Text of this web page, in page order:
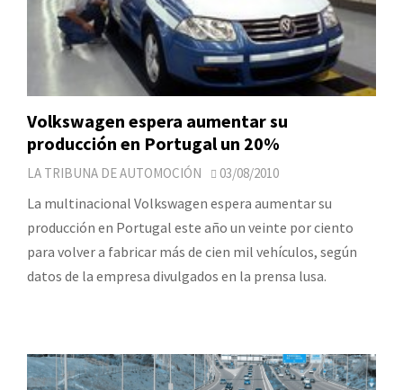
Volkswagen espera aumentar su
producción en Portugal un 20%
LA TRIBUNA DE AUTOMOCIÓN 03/08/2010
La multinacional Volkswagen espera aumentar su
producción en Portugal este año un veinte por ciento
para volver a fabricar más de cien mil vehículos, según
datos de la empresa divulgados en la prensa lusa.